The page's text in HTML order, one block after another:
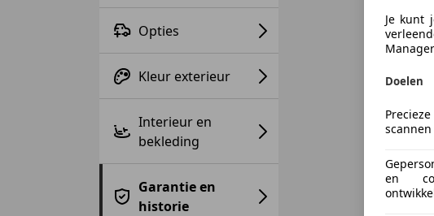
Opties
Kleur exterieur
Interieur en
bekleding
Garantie en
historie
Je kunt
Doelen
en